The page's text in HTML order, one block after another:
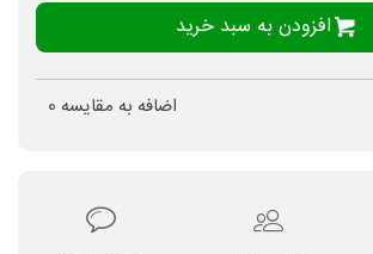
افزودن به سبد خرید
اضافه به مقایسه 0